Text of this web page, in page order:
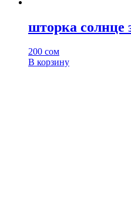
шторка солнце
200 сом
В корзину